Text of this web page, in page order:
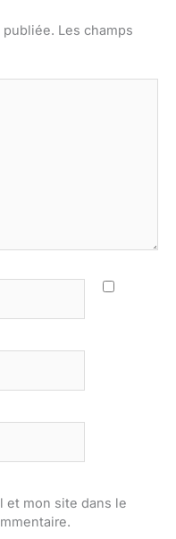
publiée. Les champs
et mon site dans le